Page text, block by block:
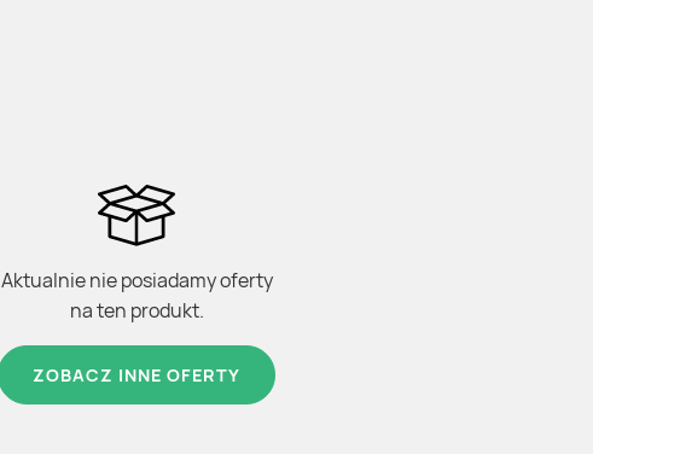
Aktualnie nie posiadamy oferty
na ten produkt.
ZOBACZ INNE OFERTY